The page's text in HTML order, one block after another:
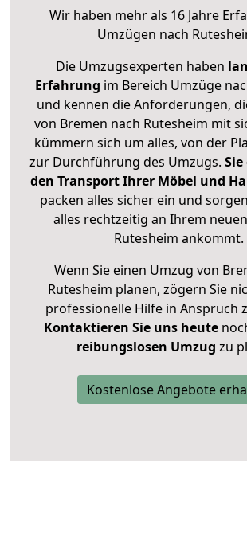
Wir haben mehr als 16 Jahre
Umzügen nach
Die Umzugsexperten haben
Erfahrung im Bereich Umzüge
und kennen die Anforderungen,
von Bremen nach Rutesheim mit
kümmern sich um alles, von der
zur Durchführung des Umzugs.
den Transport Ihrer Möbel und
packen alles sicher ein und
alles rechtzeitig an Ihrem
Rutesheim ankommt.
Wenn Sie einen Umzug von
Rutesheim planen, zögern Sie
professionelle Hilfe in Anspruch
Kontaktieren Sie uns heute
reibungslosen Umzug zu
Kostenlose Angebote